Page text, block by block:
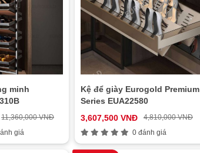
minh
11,360,000 VNĐ
giá
Kệ để giày Eurogold Premium
Series EUA22580
3,607,500 VNĐ
4,810,000 VNĐ
0 đánh giá